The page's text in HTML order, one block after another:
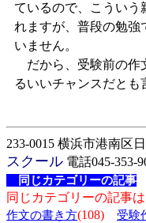
ているので、こういう
れますが、普段の勉強
いません。
だから、受験前の作
るいいチャンスだとも
233-0015 横浜市港南区
スクール 電話045-353-
同じカテゴリーの記事
同じカテゴリーの記事
作文の書き方(108) 受験